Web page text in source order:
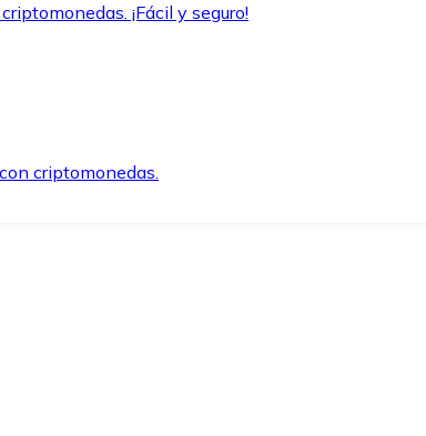
¡Fácil y seguro!
criptomonedas.
pago.